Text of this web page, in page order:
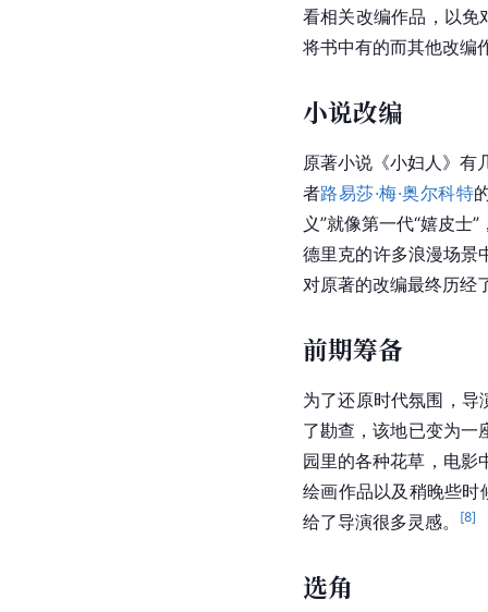
看相关改编作品，以免
将书中有的而其他改编
小说改编
原著小说《小妇人》有
者路易莎·梅·奥尔科特
义”就像第一代“嬉皮士”
德里克的许多浪漫场景
对原著的改编最终历经
前期筹备
为了还原时代氛围，导
了勘查，该地已变为一
园里的各种花草，电影
绘画作品以及稍晚些
给了导演很多灵感。
[8]
选角